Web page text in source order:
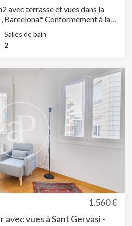
avec terrasse et vues dans la
Barcelona.* Conformément à la
m2 Prix de référence étatique
contrat de location : 1.450,00
Salles de bain
2
1.560 €
vues à Sant Gervasi -